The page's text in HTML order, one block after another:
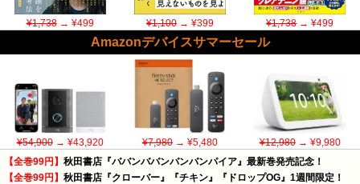
¥1,738→ ¥499 ¥1,100→ ¥399 ¥1,738→ ¥499
Amazonデバイスサマーセール
¥54,900→ ¥43,920 ¥7,980→ ¥5,480 ¥12,980→ ¥9,980
【全巻99円】 秋田書店『ババンババンバンバンパイア』最新巻発売記念！
【全巻99円】 秋田書店『クローバー』『チキン』『ドロップOG』1週間限定！